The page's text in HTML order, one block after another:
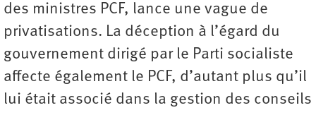
des ministres PCF, lance une vague de
privatisations. La déception à l’égard du
gouvernement dirigé par le Parti socialiste
affecte également le PCF, d’autant plus qu’il
lui était associé dans la gestion des conseils